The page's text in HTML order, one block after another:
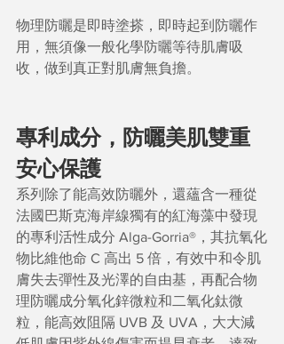
物理防曬是即時塗搽，即時起到防曬作
用，無須像一般化學防曬等待肌膚吸
收，做到真正對肌膚無負擔。
專利成分，防曬美肌雙重
安心保護
系列除了能高效防曬外，還蘊含一種從
法國巴斯克海岸線獨有的紅海藻中發現
的專利活性成分 Alga-Gorria®，其抗氧化
物比維他命 C 高出 5 倍，有效中和令肌
膚失去彈性及光澤的自由基，再配合物
理防曬成分氧化鋅微粒和二氧化鈦微
粒，能高效阻隔 UVB 及 UVA，大大減